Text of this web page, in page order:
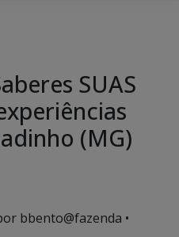
SUAS
(MG)
bbento@fazenda •